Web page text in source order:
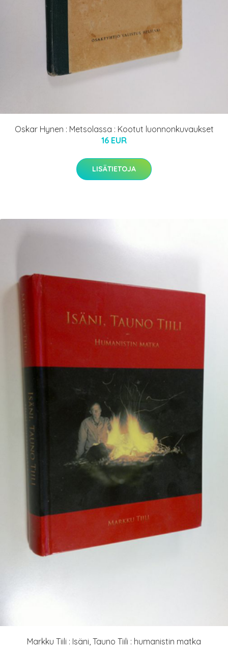
Oskar Hynen : Metsolassa : Kootut luonnonkuvaukset
16 EUR
LISÄTIETOJA
Markku Tiili : Isäni, Tauno Tiili : humanistin matka